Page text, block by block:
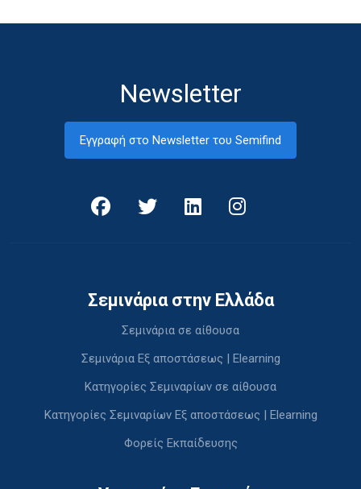
Newsletter
Εγγραφή στο Newsletter του Semifind
Σεμινάρια στην Ελλάδα
Σεμινάρια σε αίθουσα
Σεμινάρια Εξ αποστάσεως | Elearning
Κατηγορίες Σεμιναρίων σε αίθουσα
Κατηγορίες Σεμιναρίων Εξ αποστάσεως | Elearning
Φορείς Εκπαίδευσης